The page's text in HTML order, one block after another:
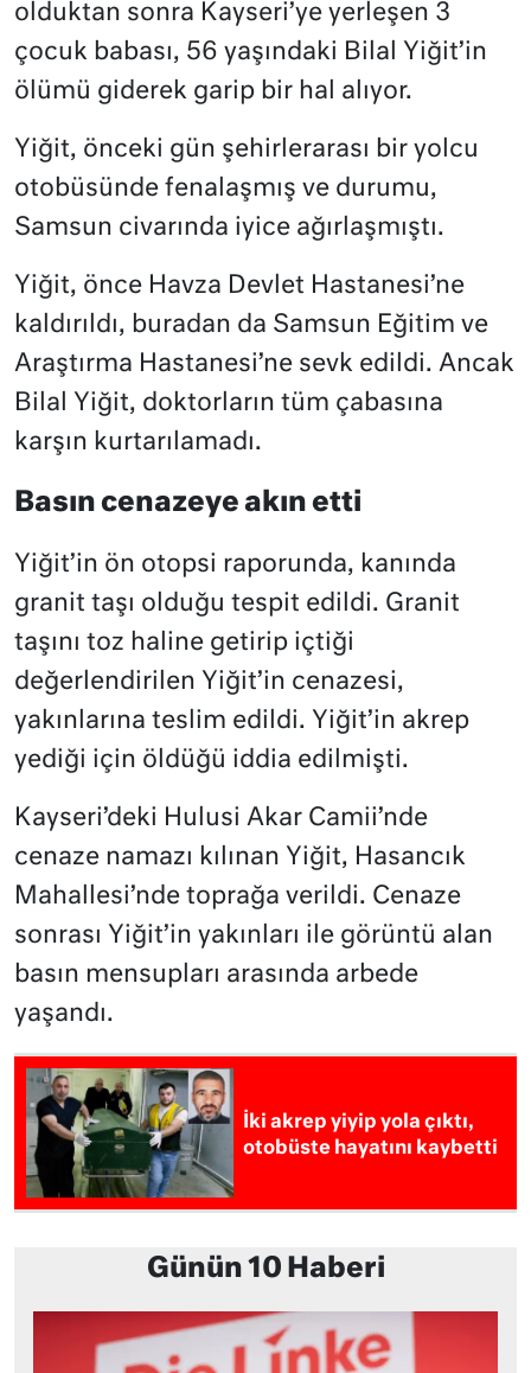
olduktan sonra Kayseri’ye yerleşen 3
çocuk babası, 56 yaşındaki Bilal Yiğit’in
ölümü giderek garip bir hal alıyor.
Yiğit, önceki gün şehirlerarası bir yolcu
otobüsünde fenalaşmış ve durumu,
Samsun civarında iyice ağırlaşmıştı.
Yiğit, önce Havza Devlet Hastanesi’ne
kaldırıldı, buradan da Samsun Eğitim ve
Araştırma Hastanesi’ne sevk edildi. Ancak
Bilal Yiğit, doktorların tüm çabasına
karşın kurtarılamadı.
Basın cenazeye akın etti
Yiğit’in ön otopsi raporunda, kanında
granit taşı olduğu tespit edildi. Granit
taşını toz haline getirip içtiği
değerlendirilen Yiğit’in cenazesi,
yakınlarına teslim edildi. Yiğit’in akrep
yediği için öldüğü iddia edilmişti.
Kayseri’deki Hulusi Akar Camii’nde
cenaze namazı kılınan Yiğit, Hasancık
Mahallesi’nde toprağa verildi. Cenaze
sonrası Yiğit’in yakınları ile görüntü alan
basın mensupları arasında arbede
yaşandı.
İki akrep yiyip yola çıktı,
otobüste hayatını kaybetti
Günün 10 Haberi